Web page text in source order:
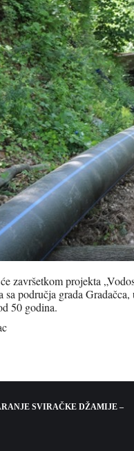
završetkom projekta
sa područja grada
50 godina.
SVIRAČKE DŽAMIJE –